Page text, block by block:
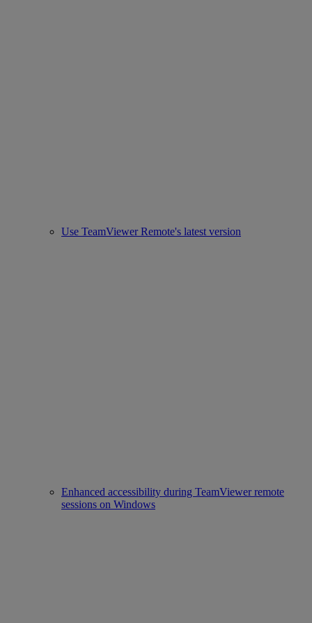
Use TeamViewer Remote's latest version
Enhanced accessibility during TeamViewer remote
sessions on Windows